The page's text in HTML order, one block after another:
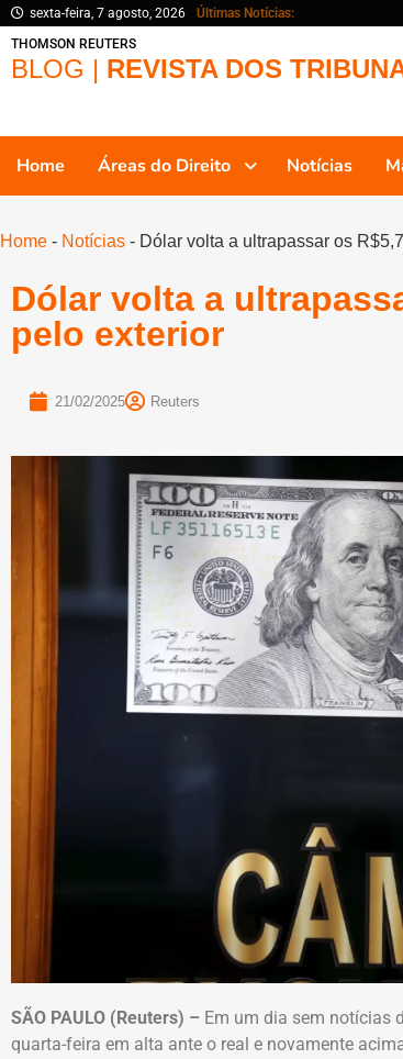
sexta-feira, 7 agosto, 2026
Últimas Notícias:
THOMSON REUTERS
BLOG | REVISTA DOS
Home Áreas do Direito Notícias
Home - Notícias - Dólar volta a ultrapassar os
Dólar volta a
pelo exterior
21/02/2025 Reuters
SÃO PAULO (Reuters) – Em um dia sem notícias
quarta-feira em alta ante o real e novamente